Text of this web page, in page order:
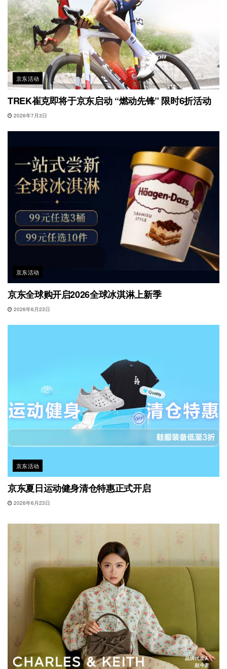
京东活动
TREK崔克即将于京东启动 “燃动先锋” 限时6折活动
2026年7月3日
京东活动
京东全球购开启2026全球冰淇淋上新季
2026年6月23日
京东活动
京东夏日运动健身清仓特惠正式开启
2026年6月23日